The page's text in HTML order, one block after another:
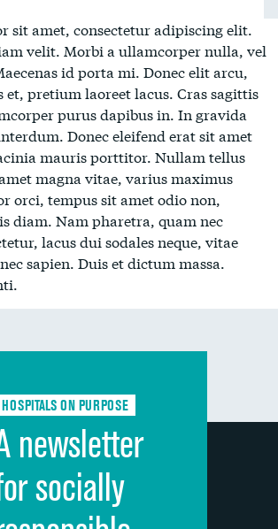
sit amet, consectetur adipiscing elit.
velit. Morbi a ullamcorper nulla, vel
id porta mi. Donec elit arcu,
et, pretium laoreet lacus. Cras sagittis
purus dapibus in. In gravida
Donec eleifend erat sit amet
mauris porttitor. Nullam tellus
magna vitae, varius maximus
orci, tempus sit amet odio non,
diam. Nam pharetra, quam nec
lacus dui sodales neque, vitae
sapien. Duis et dictum massa.
HOSPITALS ON PURPOSE
newsletter
socially